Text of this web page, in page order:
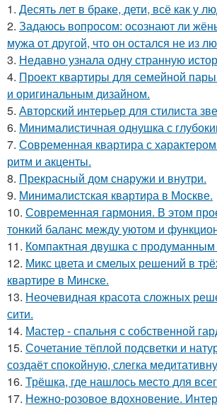
1. Десять лет в браке, дети, всё как у
2. Задаюсь вопросом: осознают ли
мужа от другой, что он остался не из
3. Недавно узнала одну странную
4. Проект квартиры для семейной
и оригинальным дизайном.
5. Авторский интерьер для стилиста
6. Минималистичная однушка с
7. Современная квартира с
ритм и акценты.
8. Прекрасный дом снаружи и внутри.
9. Минималистская квартира в Москве.
10. Современная гармония. В этом
тонкий баланс между уютом и
11. Компактная двушка с
12. Микс цвета и смелых решений в
квартире в Минске.
13. Неочевидная красота сложных
сити.
14. Мастер - спальня с собственной
15. Сочетание тёплой подсветки и
создаёт спокойную, слегка
16. Трёшка, где нашлось место для
17. Нежно-розовое вдохновение.